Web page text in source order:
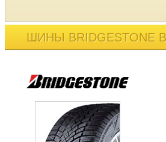
ШИНЫ BRIDGESTONE